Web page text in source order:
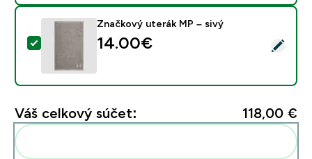
Vybrať tento produkt - Značkový uterák MP – sivý
Značkový uterák MP – sivý
14.00€‎
Váš celkový súčet: 118,00 €‎